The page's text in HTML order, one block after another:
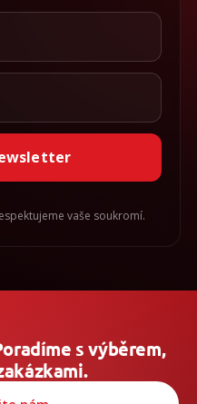
vaše soukromí.
s výběrem,